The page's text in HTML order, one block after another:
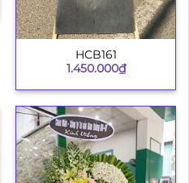
HCB161
1.450.000₫